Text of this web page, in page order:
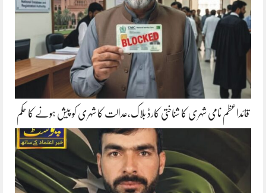
قائداعظم نامی شہری کا شناختی کارڈ بلاک،عدالت کا شہری کو پیش ہونے کا حکم